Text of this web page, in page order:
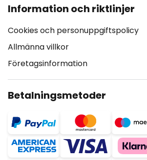
Information och riktlinjer
Cookies och personuppgiftspolicy
Allmänna villkor
Företagsinformation
Betalningsmetoder